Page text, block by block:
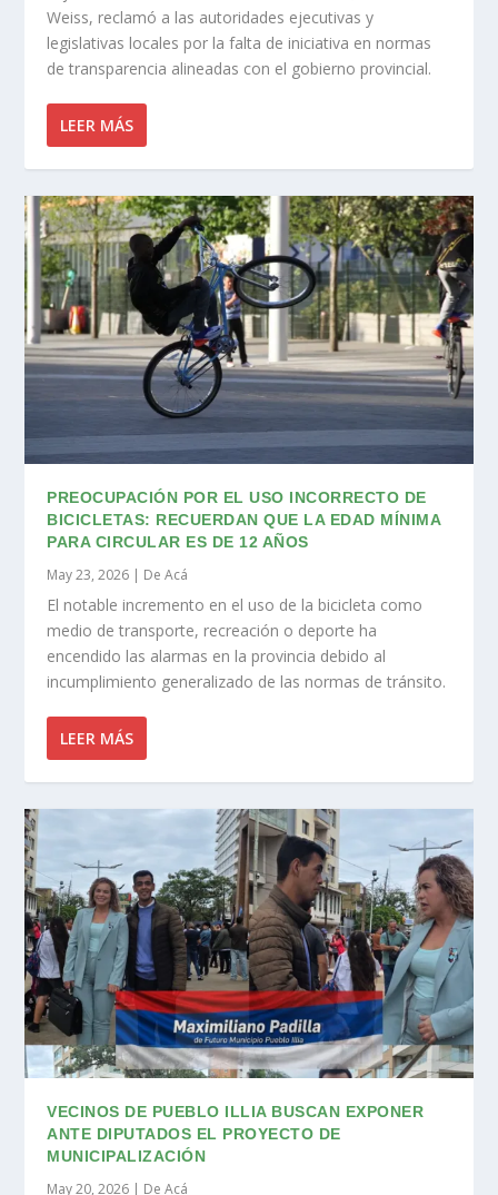
Weiss, reclamó a las autoridades ejecutivas y
legislativas locales por la falta de iniciativa en normas
de transparencia alineadas con el gobierno provincial.
LEER MÁS
PREOCUPACIÓN POR EL USO INCORRECTO DE
BICICLETAS: RECUERDAN QUE LA EDAD MÍNIMA
PARA CIRCULAR ES DE 12 AÑOS
May 23, 2026 | De Acá
El notable incremento en el uso de la bicicleta como
medio de transporte, recreación o deporte ha
encendido las alarmas en la provincia debido al
incumplimiento generalizado de las normas de tránsito.
LEER MÁS
VECINOS DE PUEBLO ILLIA BUSCAN EXPONER
ANTE DIPUTADOS EL PROYECTO DE
MUNICIPALIZACIÓN
May 20, 2026 | De Acá